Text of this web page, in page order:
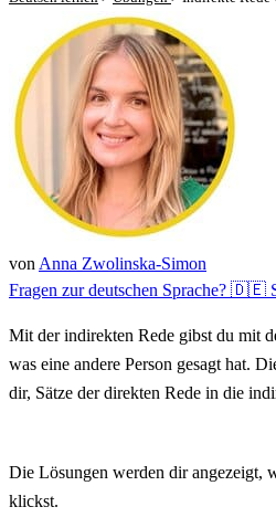
von Anna Zwolinska-Simon
Fragen zur deutschen Sprache? 🇩🇪
Mit der indirekten Rede gibst du mit
was eine andere Person gesagt hat.
dir, Sätze der direkten Rede in die
Die Lösungen werden dir angezeigt,
klickst.